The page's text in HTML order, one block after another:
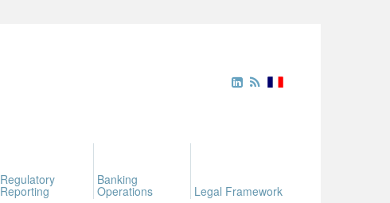
Regulatory
Reporting
Banking
Operations Legal Framework